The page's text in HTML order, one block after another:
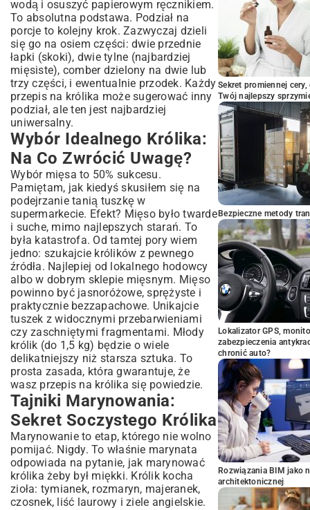
wodą i osuszyć papierowym ręcznikiem.
To absolutna podstawa. Podział na
porcje to kolejny krok. Zazwyczaj dzieli
się go na osiem części: dwie przednie
łapki (skoki), dwie tylne (najbardziej
mięsiste), comber dzielony na dwie lub
trzy części, i ewentualnie przodek. Każdy
przepis na królika może sugerować inny
podział, ale ten jest najbardziej
uniwersalny.
Wybór Idealnego Królika:
Na Co Zwrócić Uwagę?
Wybór mięsa to 50% sukcesu.
Pamiętam, jak kiedyś skusiłem się na
podejrzanie tanią tuszkę w
supermarkecie. Efekt? Mięso było twarde
i suche, mimo najlepszych starań. To
była katastrofa. Od tamtej pory wiem
jedno: szukajcie królików z pewnego
źródła. Najlepiej od lokalnego hodowcy
albo w dobrym sklepie mięsnym. Mięso
powinno być jasnoróżowe, sprężyste i
praktycznie bezzapachowe. Unikajcie
tuszek z widocznymi przebarwieniami
czy zaschniętymi fragmentami. Młody
królik (do 1,5 kg) będzie o wiele
delikatniejszy niż starsza sztuka. To
prosta zasada, która gwarantuje, że
wasz przepis na królika się powiedzie.
Tajniki Marynowania:
Sekret Soczystego Królika
Marynowanie to etap, którego nie wolno
pomijać. Nigdy. To właśnie marynata
odpowiada na pytanie, jak marynować
królika żeby był miękki. Królik kocha
zioła: tymianek, rozmaryn, majeranek,
czosnek, liść laurowy i ziele angielskie.
Sekret promiennej
Twój najlepszy
Bezpieczne metody
Lokalizator GPS,
zabezpieczenia
chronić auto?
Rozwiązania BIM jako
architektonicznej